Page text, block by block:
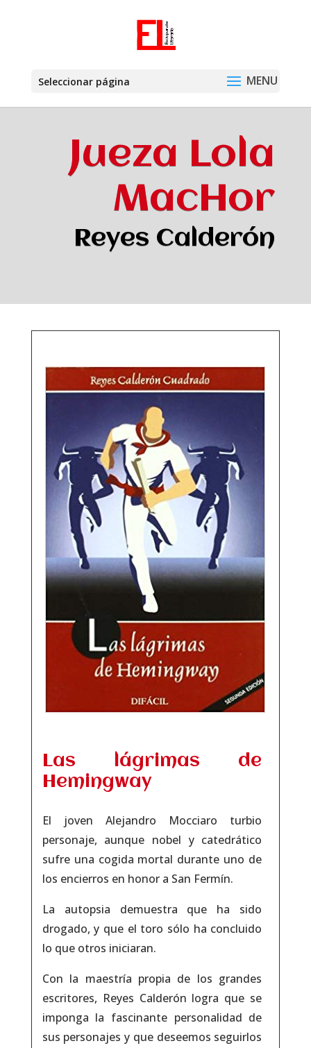
Seleccionar página
Jueza Lola
MacHor
Reyes Calderón
Las lágrimas de
Hemingway
El joven Alejandro Mocciaro turbio
personaje, aunque nobel y catedrático
sufre una cogida mortal durante uno de
los encierros en honor a San Fermín.
La autopsia demuestra que ha sido
drogado, y que el toro sólo ha concluido
lo que otros iniciaran.
Con la maestría propia de los grandes
escritores, Reyes Calderón logra que se
imponga la fascinante personalidad de
sus personajes y que deseemos seguirlos